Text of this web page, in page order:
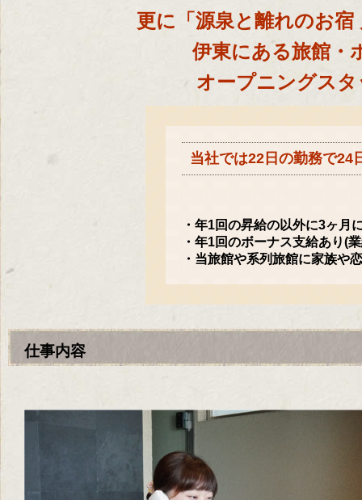
更に「源泉と離れのお
伊東にある旅館・
オープニングス
当社では22日の勤務で24
・年1回の昇給の以外に3ヶ月
・年1回のボーナス支給あり(
・当旅館や系列旅館に家族や
仕事内容